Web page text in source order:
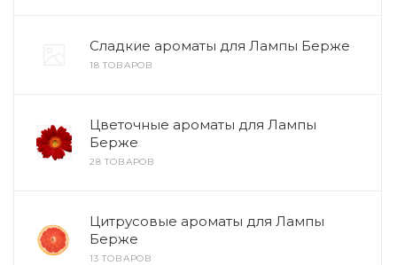
Сладкие ароматы для Лампы Берже
18 ТОВАРОВ
Цветочные ароматы для Лампы
Берже
28 ТОВАРОВ
Цитрусовые ароматы для Лампы
Берже
13 ТОВАРОВ